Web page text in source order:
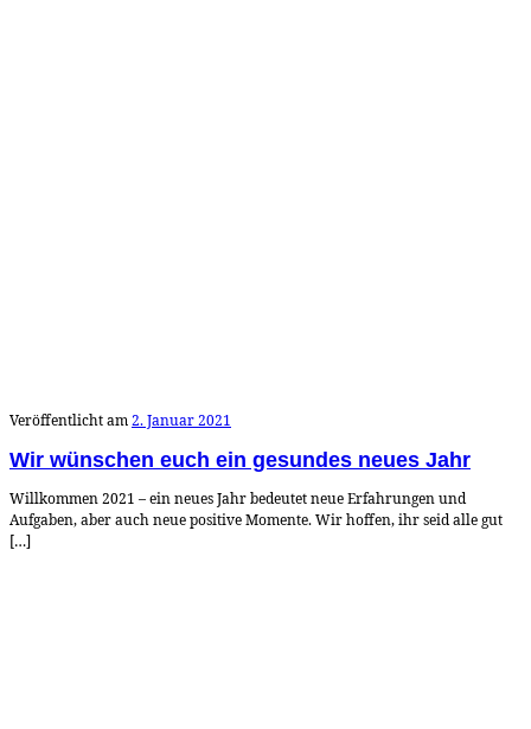
Veröffentlicht am2. Januar 2021
Wir wünschen euch ein gesundes neues Jahr
Willkommen 2021 – ein neues Jahr bedeutet neue Erfahrungen und
Aufgaben, aber auch neue positive Momente. Wir hoffen, ihr seid alle gut
[…]